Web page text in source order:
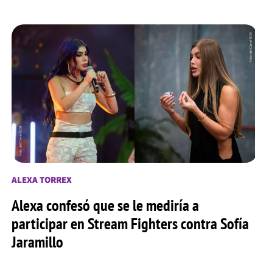
ALEXA TORREX
Alexa confesó que se le mediría a
participar en Stream Fighters contra Sofía
Jaramillo